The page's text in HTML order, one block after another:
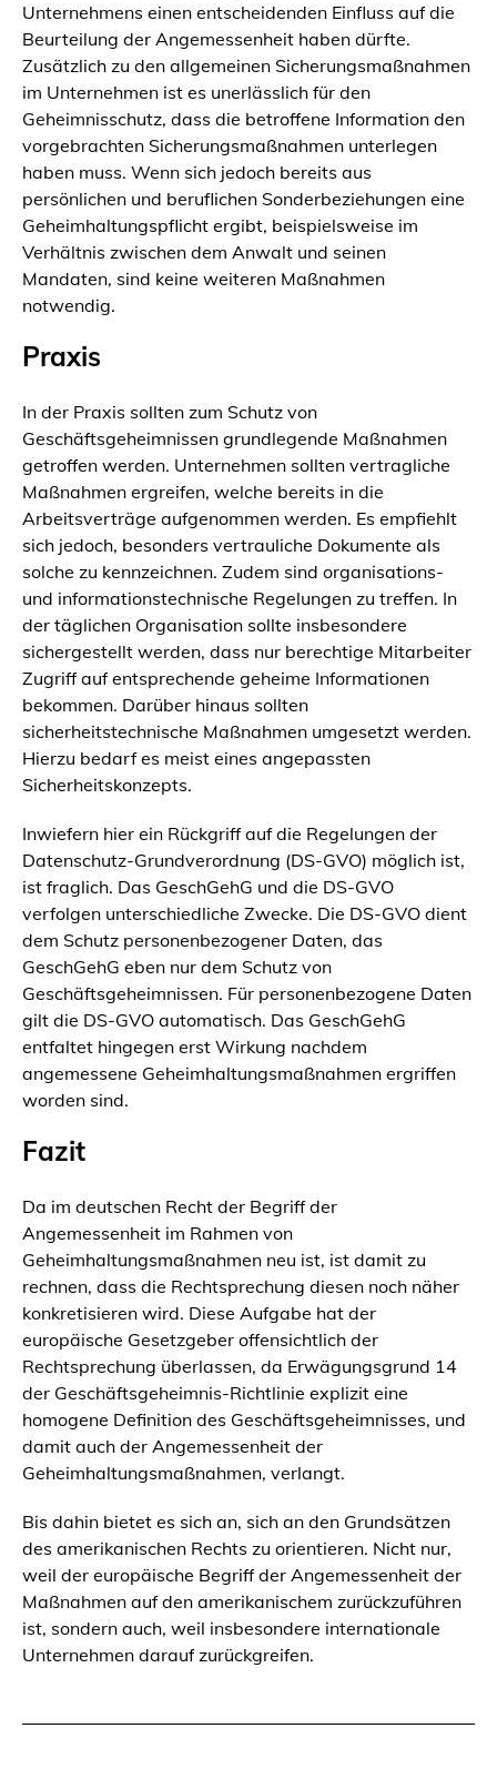
Unternehmens einen entscheidenden Einfluss auf die
Beurteilung der Angemessenheit haben dürfte.
Zusätzlich zu den allgemeinen Sicherungsmaßnahmen
im Unternehmen ist es unerlässlich für den
Geheimnisschutz, dass die betroffene Information den
vorgebrachten Sicherungsmaßnahmen unterlegen
haben muss. Wenn sich jedoch bereits aus
persönlichen und beruflichen Sonderbeziehungen eine
Geheimhaltungspflicht ergibt, beispielsweise im
Verhältnis zwischen dem Anwalt und seinen
Mandaten, sind keine weiteren Maßnahmen
notwendig.
Praxis
In der Praxis sollten zum Schutz von
Geschäftsgeheimnissen grundlegende Maßnahmen
getroffen werden. Unternehmen sollten vertragliche
Maßnahmen ergreifen, welche bereits in die
Arbeitsverträge aufgenommen werden. Es empfiehlt
sich jedoch, besonders vertrauliche Dokumente als
solche zu kennzeichnen. Zudem sind organisations-
und informationstechnische Regelungen zu treffen. In
der täglichen Organisation sollte insbesondere
sichergestellt werden, dass nur berechtige Mitarbeiter
Zugriff auf entsprechende geheime Informationen
bekommen. Darüber hinaus sollten
sicherheitstechnische Maßnahmen umgesetzt werden.
Hierzu bedarf es meist eines angepassten
Sicherheitskonzepts.
Inwiefern hier ein Rückgriff auf die Regelungen der
Datenschutz-Grundverordnung (DS-GVO) möglich ist,
ist fraglich. Das GeschGehG und die DS-GVO
verfolgen unterschiedliche Zwecke. Die DS-GVO dient
dem Schutz personenbezogener Daten, das
GeschGehG eben nur dem Schutz von
Geschäftsgeheimnissen. Für personenbezogene Daten
gilt die DS-GVO automatisch. Das GeschGehG
entfaltet hingegen erst Wirkung nachdem
angemessene Geheimhaltungsmaßnahmen ergriffen
worden sind.
Fazit
Da im deutschen Recht der Begriff der
Angemessenheit im Rahmen von
Geheimhaltungsmaßnahmen neu ist, ist damit zu
rechnen, dass die Rechtsprechung diesen noch näher
konkretisieren wird. Diese Aufgabe hat der
europäische Gesetzgeber offensichtlich der
Rechtsprechung überlassen, da Erwägungsgrund 14
der Geschäftsgeheimnis-Richtlinie explizit eine
homogene Definition des Geschäftsgeheimnisses, und
damit auch der Angemessenheit der
Geheimhaltungsmaßnahmen, verlangt.
Bis dahin bietet es sich an, sich an den Grundsätzen
des amerikanischen Rechts zu orientieren. Nicht nur,
weil der europäische Begriff der Angemessenheit der
Maßnahmen auf den amerikanischem zurückzuführen
ist, sondern auch, weil insbesondere internationale
Unternehmen darauf zurückgreifen.